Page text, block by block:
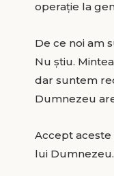
operație la
De ce noi am
Nu știu.
dar suntem
Dumnezeu
Accept
lui Dumnezeu.